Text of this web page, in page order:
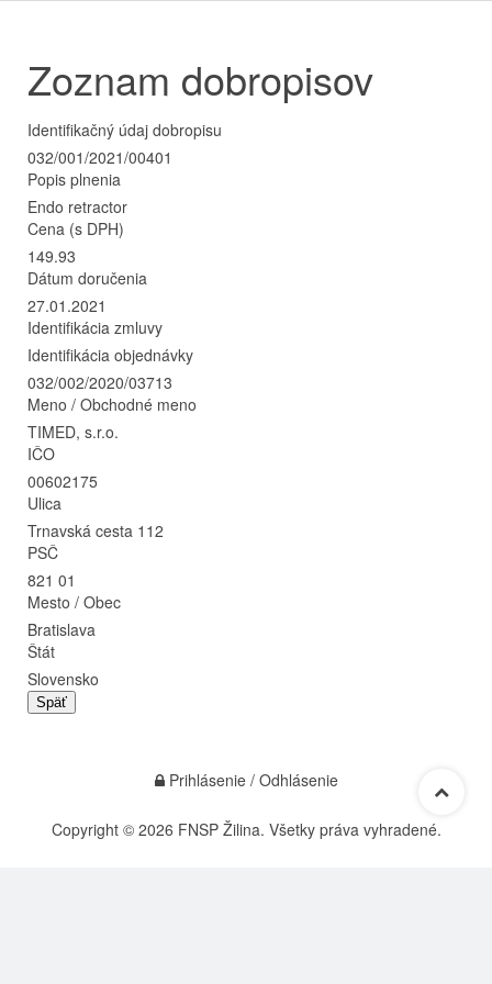
Zoznam dobropisov
Identifikačný údaj dobropisu
032/001/2021/00401
Popis plnenia
Endo retractor
Cena (s DPH)
149.93
Dátum doručenia
27.01.2021
Identifikácia zmluvy
Identifikácia objednávky
032/002/2020/03713
Meno / Obchodné meno
TIMED, s.r.o.
IČO
00602175
Ulica
Trnavská cesta 112
PSČ
821 01
Mesto / Obec
Bratislava
Štát
Slovensko
Späť
Prihlásenie / Odhlásenie
Copyright © 2026 FNSP Žilina. Všetky práva vyhradené.